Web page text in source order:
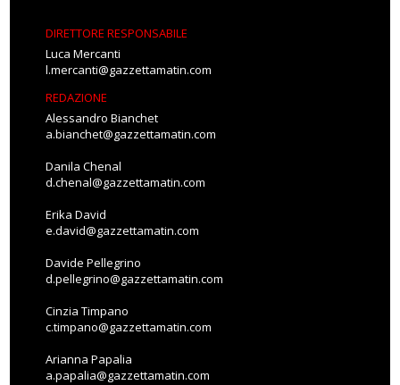
DIRETTORE RESPONSABILE
Luca Mercanti
l.mercanti@gazzettamatin.com
REDAZIONE
Alessandro Bianchet
a.bianchet@gazzettamatin.com
Danila Chenal
d.chenal@gazzettamatin.com
Erika David
e.david@gazzettamatin.com
Davide Pellegrino
d.pellegrino@gazzettamatin.com
Cinzia Timpano
c.timpano@gazzettamatin.com
Arianna Papalia
a.papalia@gazzettamatin.com